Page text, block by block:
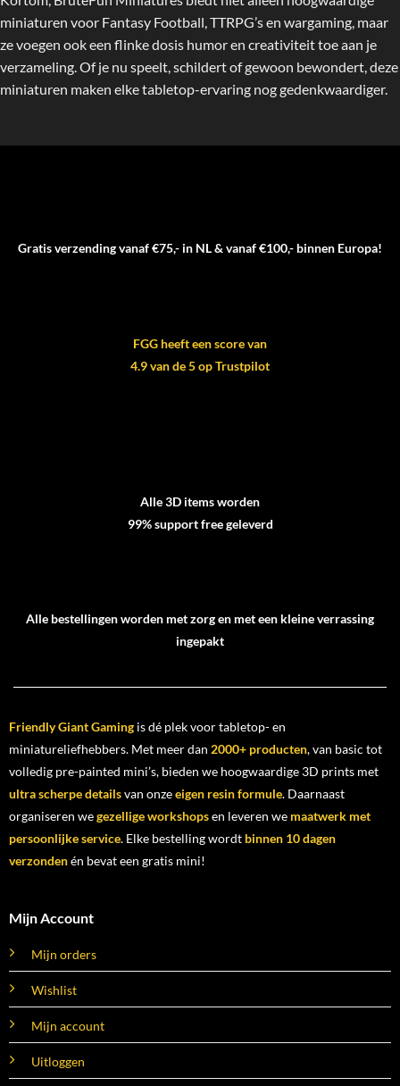
miniaturen voor Fantasy Football, TTRPG’s en wargaming, maar
ze voegen ook een flinke dosis humor en creativiteit toe aan je
verzameling. Of je nu speelt, schildert of gewoon bewondert, deze
miniaturen maken elke tabletop-ervaring nog gedenkwaardiger.
Gratis verzending vanaf €75,- in NL & vanaf €100,- binnen Europa!
FGG heeft een score van
4.9 van de 5 op Trustpilot
Alle 3D items worden
99% support free geleverd
Alle bestellingen worden met zorg en met een kleine verrassing
ingepakt
Friendly Giant Gamingis dé plek voor tabletop- en
miniatureliefhebbers. Met meer dan 2000+ producten, van basic tot
volledig pre-painted mini’s, bieden we hoogwaardige 3D prints met
ultra scherpe detailsvan onzeeigen resin formule. Daarnaast
organiseren wegezellige workshopsen leveren we maatwerk met
persoonlijke service. Elke bestelling wordt binnen 10 dagen
verzondenén bevat een gratis mini!
Mijn Account
Mijn orders
Wishlist
Mijn account
Uitloggen